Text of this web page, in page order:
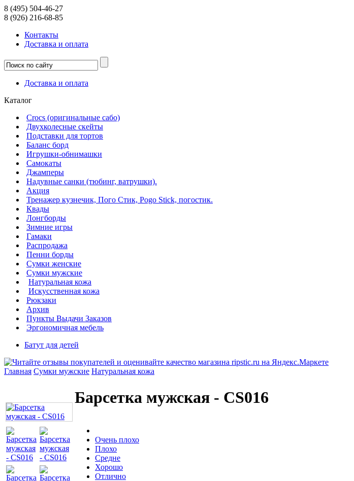
8 (495) 504-46-27
8 (926) 216-68-85
Контакты
Доcтавка и оплата
Доcтавка и оплата
Каталог
Crocs (оригинальные сабо)
Двухколесные скейты
Подставки для тортов
Баланс борд
Игрушки-обнимашки
Самокаты
Джамперы
Надувные санки (тюбинг, ватрушки).
Акция
Тренажер кузнечик, Пого Стик, Pogo Stick, погостик.
Квады
Лонгборды
Зимние игры
Гамаки
Распродажа
Пенни борды
Сумки женские
Сумки мужские
Натуральная кожа
Искусственная кожа
Рюкзаки
Архив
Пункты Выдачи Заказов
Эргономичная мебель
Батут для детей
Главная Сумки мужские Натуральная кожа
Барсетка мужская - CS016
Очень плохо
Плохо
Средне
Хорошо
Отлично